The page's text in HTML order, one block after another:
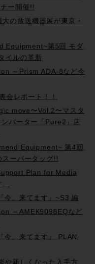
ー開催!!
の放送機器展が東京・
Equipment~第5回 モダ
イルの革新
～Prism ADA-8など今
会レポート！！
move〜Vol.2〜マスタ
バーター「Pure2」店
Equipment~ 第4回
ーパータッグ!!
Plan for Media
、来てます』~S3 編
～AMEK9098EQなど
、来てます』 PLAN
新しくなった入手方